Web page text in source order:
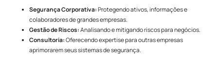
Segurança Corporativa:Protegendo ativos, informações e
colaboradores de grandes empresas.
Gestão de Riscos:Analisando e mitigando riscos para negócios.
Consultoria:Oferecendo expertise para outras empresas
aprimorarem seus sistemas de segurança.